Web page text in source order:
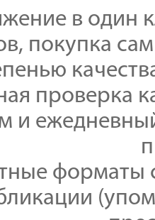
в один
покупка
проверка
и
форматы